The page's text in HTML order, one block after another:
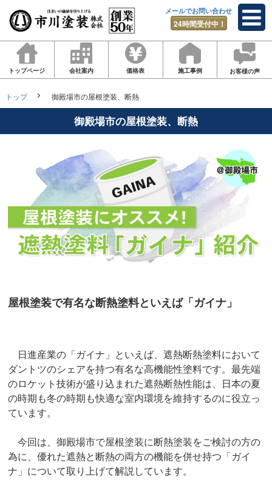
メールでお問い合わせ
24時間受付中！
トップページ 会社案内 価格表 施工事例 お客様の声
トップ 御殿場市の屋根塗装、断熱
御殿場市の屋根塗装、断熱
屋根塗装で有名な断熱塗料といえば「ガイナ」
日進産業の「ガイナ」といえば、遮熱断熱塗料において
ダントツのシェアを持つ有名な高機能性塗料です。最先端
のロケット技術が盛り込まれた遮熱断熱性能は、日本の夏
の時期も冬の時期も快適な室内環境を維持するのに役立っ
ています。
今回は、御殿場市で屋根塗装に断熱塗装をご検討の方の
為に、優れた遮熱と断熱の両方の機能を併せ持つ「ガイ
ナ」について取り上げて解説しています。